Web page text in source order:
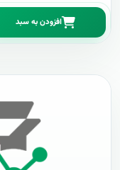
افزودن به سبد